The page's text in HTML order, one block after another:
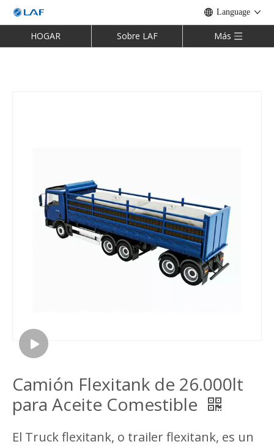
Language
HOGAR Sobre LAF Más
Camión Flexitank de 26.000lt
para Aceite Comestible
El Truck flexitank, o trailer flexitank, es un